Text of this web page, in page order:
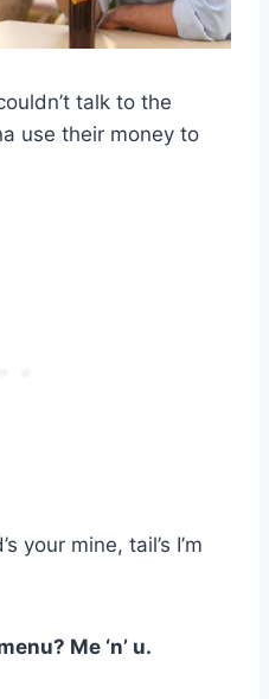
talk to the
use their money to
your mine, tail’s I’m
Me ‘n’ u.